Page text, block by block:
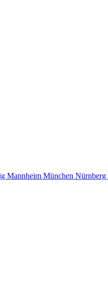
Mannheim München Nürnberg